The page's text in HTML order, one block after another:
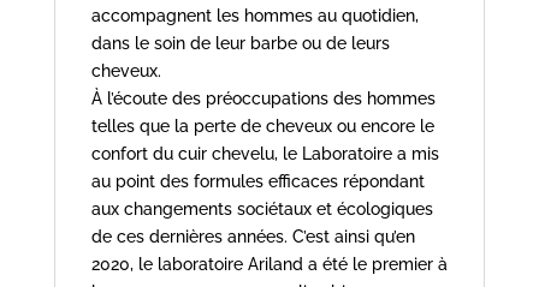
accompagnent les hommes au quotidien,
dans le soin de leur barbe ou de leurs
cheveux.
À l’écoute des préoccupations des hommes
telles que la perte de cheveux ou encore le
confort du cuir chevelu, le Laboratoire a mis
au point des formules efficaces répondant
aux changements sociétaux et écologiques
de ces dernières années. C’est ainsi qu’en
2020, le laboratoire Ariland a été le premier à